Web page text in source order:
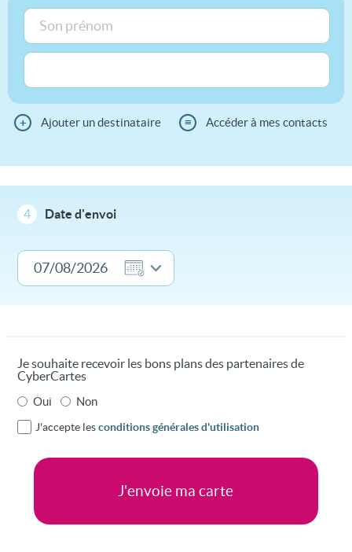
+ Ajouter un destinataire ≡ Accéder à mes contacts
4 Date d'envoi
Je souhaite recevoir les bons plans des partenaires de
CyberCartes
Oui Non
J'accepte lesconditions générales d'utilisation